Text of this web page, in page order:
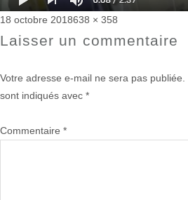
Publié
le
18 octobre 2018Taille
réelle
638 × 358
Laisser un commentaire
Votre adresse e-mail ne sera pas publiée.
sont indiqués avec *
Commentaire *